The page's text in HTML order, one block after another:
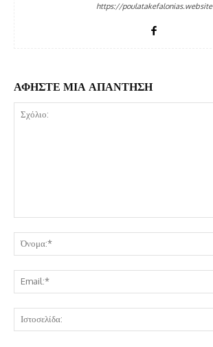
https://poulatakefalonias.website
ΑΦΗΣΤΕ ΜΙΑ ΑΠΑΝΤΗΣΗ